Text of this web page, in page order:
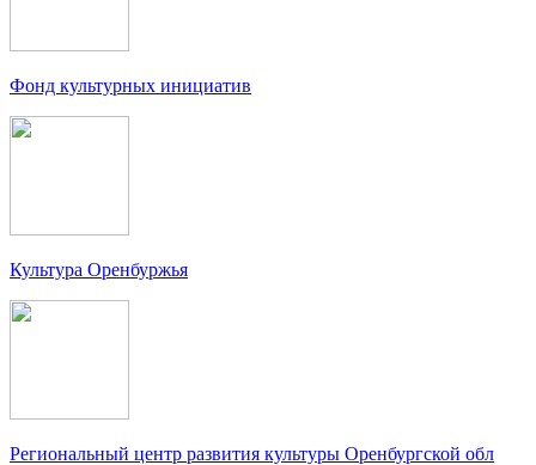
Фонд культурных инициатив
Культура Оренбуржья
Региональный центр развития культуры Оренбургской обл